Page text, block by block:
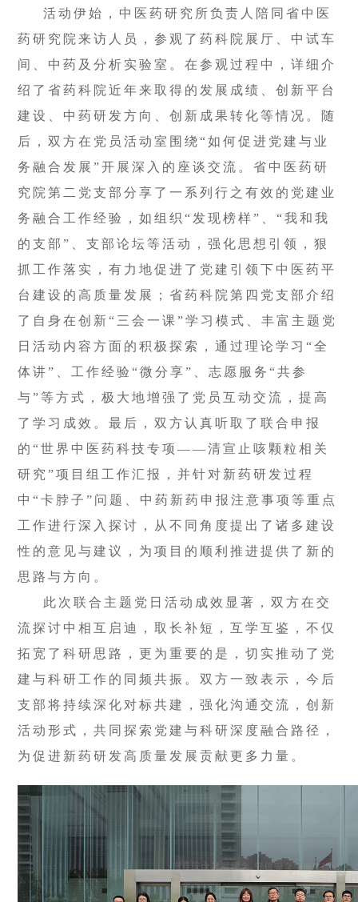
活动伊始，中医药研究所负责人陪同省中医
药研究院来访人员，参观了药科院展厅、中试车
间、中药及分析实验室。在参观过程中，详细介
绍了省药科院近年来取得的发展成绩、创新平台
建设、中药研发方向、创新成果转化等情况。随
后，双方在党员活动室围绕“如何促进党建与业
务融合发展”开展深入的座谈交流。省中医药研
究院第二党支部分享了一系列行之有效的党建业
务融合工作经验，如组织“发现榜样”、“我和我
的支部”、支部论坛等活动，强化思想引领，狠
抓工作落实，有力地促进了党建引领下中医药平
台建设的高质量发展；省药科院第四党支部介绍
了自身在创新“三会一课”学习模式、丰富主题党
日活动内容方面的积极探索，通过理论学习“全
体讲”、工作经验“微分享”、志愿服务“共参
与”等方式，极大地增强了党员互动交流，提高
了学习成效。最后，双方认真听取了联合申报
的“世界中医药科技专项——清宣止咳颗粒相关
研究”项目组工作汇报，并针对新药研发过程
中“卡脖子”问题、中药新药申报注意事项等重点
工作进行深入探讨，从不同角度提出了诸多建设
性的意见与建议，为项目的顺利推进提供了新的
思路与方向。
此次联合主题党日活动成效显著，双方在交
流探讨中相互启迪，取长补短，互学互鉴，不仅
拓宽了科研思路，更为重要的是，切实推动了党
建与科研工作的同频共振。双方一致表示，今后
支部将持续深化对标共建，强化沟通交流，创新
活动形式，共同探索党建与科研深度融合路径，
为促进新药研发高质量发展贡献更多力量。